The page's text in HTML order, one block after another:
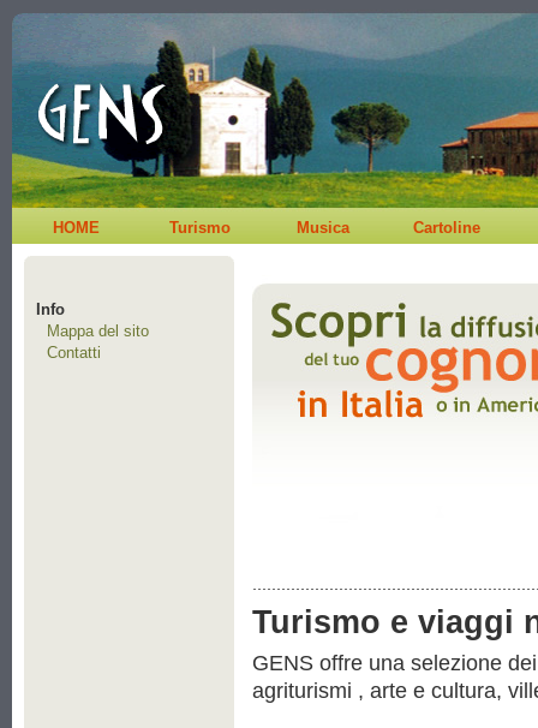
HOME Turismo Musica Cartoline
Info
Mappa del sito
Contatti
Turismo e viaggi
GENS offre una selezione
agriturismi , arte e cultura,